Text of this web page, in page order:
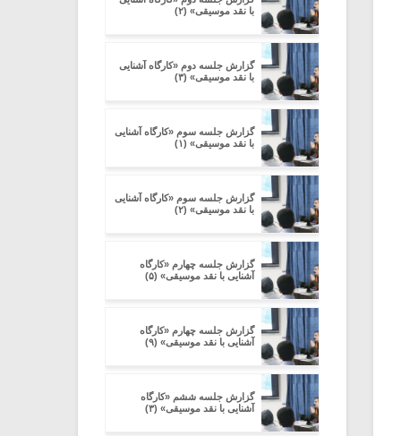
با نقد موسیقی» (۲)
گزارش جلسه دوم «کارگاه آشنایی
با نقد موسیقی» (۳)
گزارش جلسه سوم «کارگاه آشنایی
با نقد موسیقی» (۱)
گزارش جلسه سوم «کارگاه آشنایی
با نقد موسیقی» (۲)
گزارش جلسه چهارم «کارگاه
آشنایی با نقد موسیقی» (۵)
گزارش جلسه چهارم «کارگاه
آشنایی با نقد موسیقی» (۹)
گزارش جلسه ششم «کارگاه
آشنایی با نقد موسیقی» (۳)